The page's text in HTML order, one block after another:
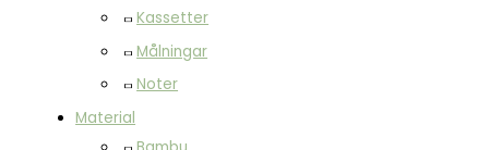
Kassetter
Målningar
Noter
Material